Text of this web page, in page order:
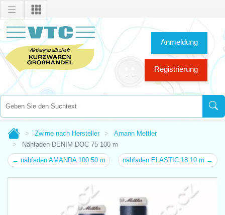
Anmeldung
Registrierung
Zwirne nach Hersteller
Amann Mettler
Nähfaden DENIM DOC 75 100 m
← nähfaden AMANDA 100 50 m nähfaden ELASTIC 18 10 m →